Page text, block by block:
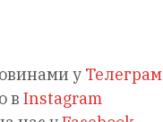
у Телеграм
в Instagram